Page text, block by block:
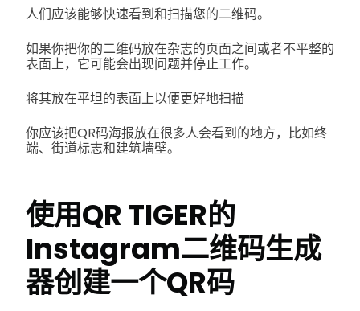
人们应该能够快速看到和扫描您的二维码。
如果你把你的二维码放在杂志的页面之间或者不平整的
表面上，它可能会出现问题并停止工作。
将其放在平坦的表面上以便更好地扫描
你应该把QR码海报放在很多人会看到的地方，比如终
端、街道标志和建筑墙壁。
使用QR TIGER的
Instagram二维码生成
器创建一个QR码